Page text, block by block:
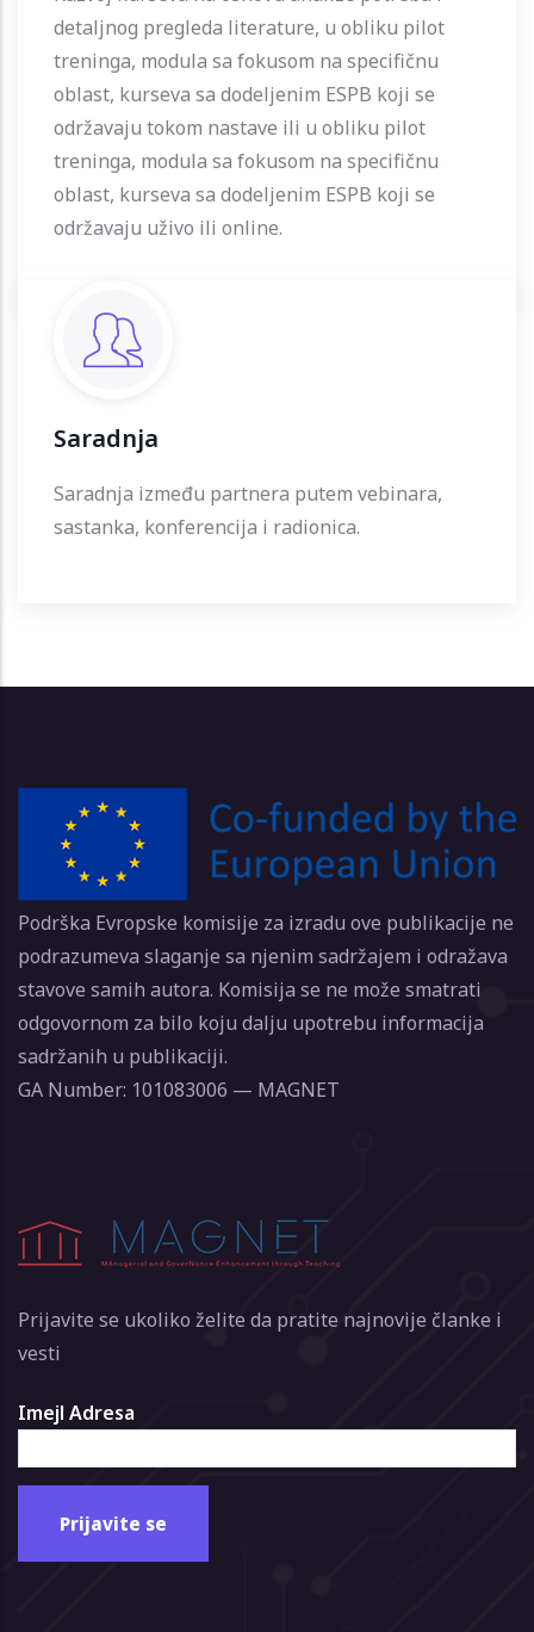
detaljnog pregleda literature, u obliku pilot
treninga, modula sa fokusom na specifičnu
oblast, kurseva sa dodeljenim ESPB koji se
održavaju tokom nastave ili u obliku pilot
treninga, modula sa fokusom na specifičnu
oblast, kurseva sa dodeljenim ESPB koji se
održavaju uživo ili online.
Saradnja
Saradnja između partnera putem vebinara,
sastanka, konferencija i radionica.
Podrška Evropske komisije za izradu ove publikacije ne
podrazumeva slaganje sa njenim sadržajem i odražava
stavove samih autora. Komisija se ne može smatrati
odgovornom za bilo koju dalju upotrebu informacija
sadržanih u publikaciji.
GA Number: 101083006 — MAGNET
Prijavite se ukoliko želite da pratite najnovije članke i
vesti
Imejl Adresa